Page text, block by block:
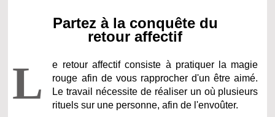
Partez à la conquête du
retour affectif
L
e retour affectif consiste à pratiquer la magie
rouge afin de vous rapprocher d'un être aimé.
Le travail nécessite de réaliser un où plusieurs
rituels sur une personne, afin de l'envoûter.